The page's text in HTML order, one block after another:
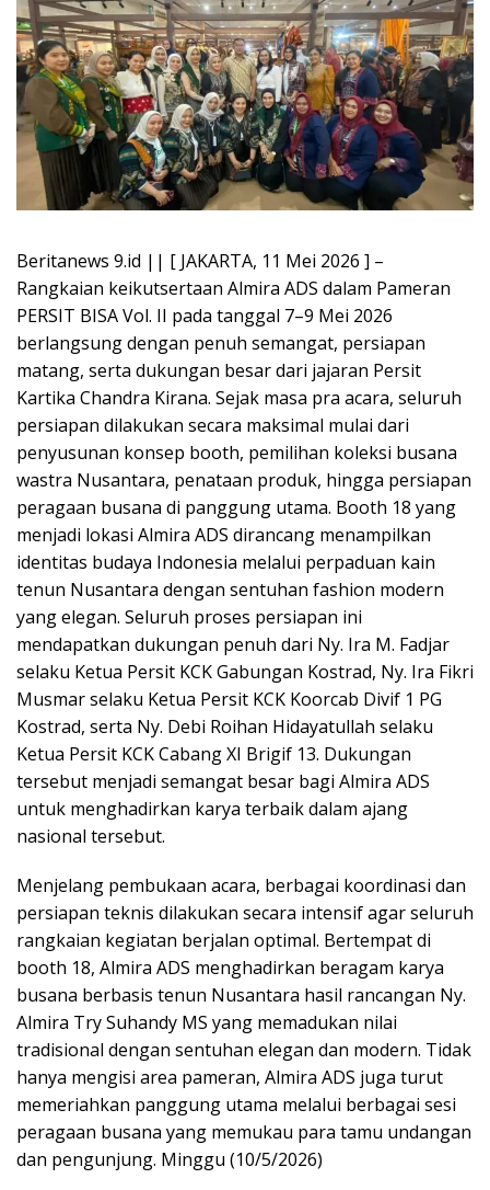
Beritanews 9.id || [ JAKARTA, 11 Mei 2026 ] –
Rangkaian keikutsertaan Almira ADS dalam Pameran
PERSIT BISA Vol. II pada tanggal 7–9 Mei 2026
berlangsung dengan penuh semangat, persiapan
matang, serta dukungan besar dari jajaran Persit
Kartika Chandra Kirana. Sejak masa pra acara, seluruh
persiapan dilakukan secara maksimal mulai dari
penyusunan konsep booth, pemilihan koleksi busana
wastra Nusantara, penataan produk, hingga persiapan
peragaan busana di panggung utama. Booth 18 yang
menjadi lokasi Almira ADS dirancang menampilkan
identitas budaya Indonesia melalui perpaduan kain
tenun Nusantara dengan sentuhan fashion modern
yang elegan. Seluruh proses persiapan ini
mendapatkan dukungan penuh dari Ny. Ira M. Fadjar
selaku Ketua Persit KCK Gabungan Kostrad, Ny. Ira Fikri
Musmar selaku Ketua Persit KCK Koorcab Divif 1 PG
Kostrad, serta Ny. Debi Roihan Hidayatullah selaku
Ketua Persit KCK Cabang XI Brigif 13. Dukungan
tersebut menjadi semangat besar bagi Almira ADS
untuk menghadirkan karya terbaik dalam ajang
nasional tersebut.
Menjelang pembukaan acara, berbagai koordinasi dan
persiapan teknis dilakukan secara intensif agar seluruh
rangkaian kegiatan berjalan optimal. Bertempat di
booth 18, Almira ADS menghadirkan beragam karya
busana berbasis tenun Nusantara hasil rancangan Ny.
Almira Try Suhandy MS yang memadukan nilai
tradisional dengan sentuhan elegan dan modern. Tidak
hanya mengisi area pameran, Almira ADS juga turut
memeriahkan panggung utama melalui berbagai sesi
peragaan busana yang memukau para tamu undangan
dan pengunjung. Minggu (10/5/2026)